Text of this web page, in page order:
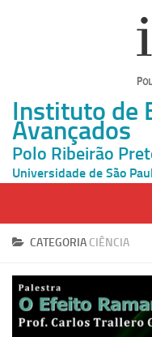
Instituto de
Avançados
Polo Ribeirão
Universidade de São
Página Inicial
Inscrição
Atividades
CATEGORIA CIÊNCIA